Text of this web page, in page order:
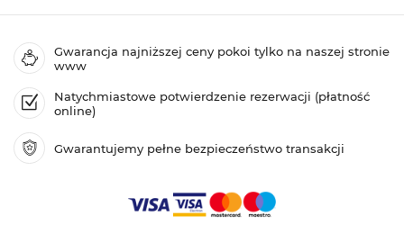
Gwarancja najniższej ceny pokoi tylko na naszej stronie
www
Natychmiastowe potwierdzenie rezerwacji (płatność
online)
Gwarantujemy pełne bezpieczeństwo transakcji